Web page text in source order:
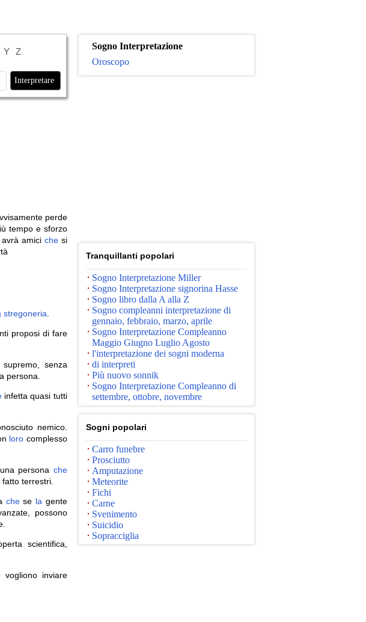
Y Z
perde
tempo e sforzo
amici chesi
stregoneria
proposi di fare
senza
persona.
infetta quasi tutti
nemico.
loro complesso
persona che
terrestri.
chese la gente
possono
scientifica,
vogliono inviare
Sogno Interpretazione
Oroscopo
Tranquillanti popolari
Sogno Interpretazione Miller
Sogno Interpretazione signorina Hasse
Sogno libro dalla A alla Z
Sogno compleanni interpretazione di
gennaio, febbraio, marzo, aprile
Sogno Interpretazione Compleanno
Maggio Giugno Luglio Agosto
l'interpretazione dei sogni moderna
di interpreti
Più nuovo sonnik
Sogno Interpretazione Compleanno di
settembre, ottobre, novembre
Sogni popolari
Carro funebre
Prosciutto
Amputazione
Meteorite
Fichi
Carne
Svenimento
Suicidio
Sopracciglia